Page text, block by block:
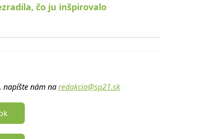
čo ju inšpirovalo
napíšte nám na redakcia@sp21.sk